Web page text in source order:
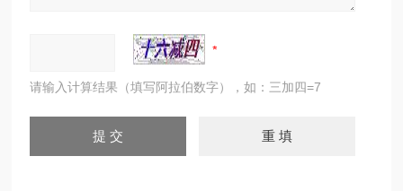
请输入计算结果（填写阿拉伯数字），如：三加四=7